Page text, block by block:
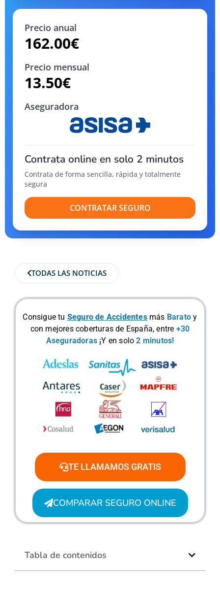
Precio anual
162.00€
Precio mensual
13.50€
Aseguradora
Contrata online en solo 2 minutos
Contrata de forma sencilla, rápida y totalmente
segura
CONTRATAR SEGURO
TODAS LAS NOTICIAS
Consigue tu Seguro de Accidentesmás Barato y
con mejores coberturas de España, entre +30
Aseguradoras ¡Y en solo2 minutos!
TE LLAMAMOS GRATIS
COMPARAR SEGURO ONLINE
Tabla de contenidos